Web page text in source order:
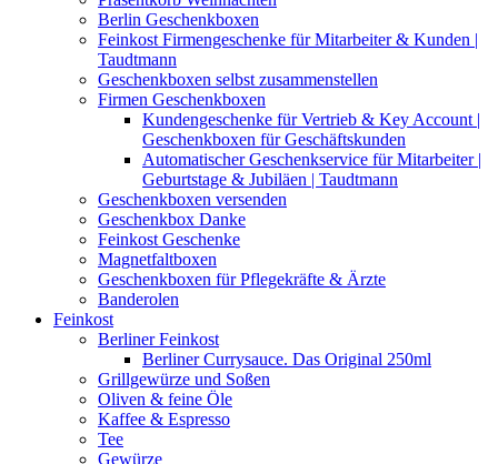
Berlin Geschenkboxen
Feinkost Firmengeschenke für Mitarbeiter & Kunden |
Taudtmann
Geschenkboxen selbst zusammenstellen
Firmen Geschenkboxen
Kundengeschenke für Vertrieb & Key Account |
Geschenkboxen für Geschäftskunden
Automatischer Geschenkservice für Mitarbeiter |
Geburtstage & Jubiläen | Taudtmann
Geschenkboxen versenden
Geschenkbox Danke
Feinkost Geschenke
Magnetfaltboxen
Geschenkboxen für Pflegekräfte & Ärzte
Banderolen
Feinkost
Berliner Feinkost
Berliner Currysauce. Das Original 250ml
Grillgewürze und Soßen
Oliven & feine Öle
Kaffee & Espresso
Tee
Gewürze